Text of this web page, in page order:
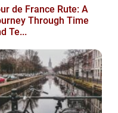
de France Rute: A
Through Time
Te...